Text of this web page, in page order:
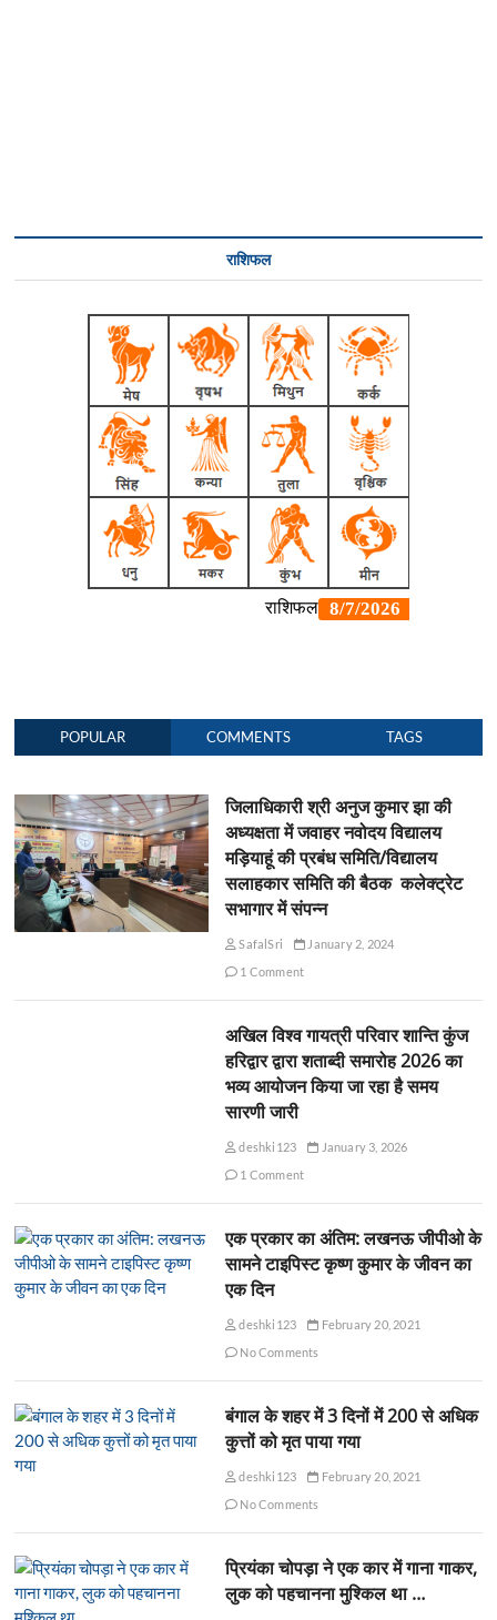
राशिफल
POPULAR COMMENTS TAGS
जिलाधिकारी श्री अनुज कुमार झा की
अध्यक्षता में जवाहर नवोदय विद्यालय
मड़ियाहूं की प्रबंध समिति/विद्यालय
सलाहकार समिति की बैठक कलेक्ट्रेट
सभागार में संपन्न
SafalSri
January 2, 2024
1 Comment
अखिल विश्व गायत्री परिवार शान्ति कुंज
हरिद्वार द्वारा शताब्दी समारोह 2026 का
भव्य आयोजन किया जा रहा है समय
सारणी जारी
deshki123
January 3, 2026
1 Comment
एक प्रकार का अंतिम: लखनऊ जीपीओ के
सामने टाइपिस्ट कृष्ण कुमार के जीवन का
एक दिन
deshki123
February 20, 2021
No Comments
बंगाल के शहर में 3 दिनों में 200 से अधिक
कुत्तों को मृत पाया गया
deshki123
February 20, 2021
No Comments
प्रियंका चोपड़ा ने एक कार में गाना गाकर,
लुक को पहचानना मुश्किल था …